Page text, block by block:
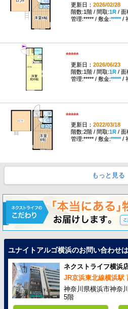
更新日： 2026/02/28
階数:1階 / 間取:1R/ 面
管理:***** / 敷金:*****/
*****
更新日： 2026/06/23
階数:1階 / 間取:1R/ 面
管理:***** / 敷金:*****/
*****
更新日： 2022/03/18
階数:2階 / 間取:1R/ 面
管理:***** / 敷金:*****/
もっと見る
ユナイトアルゴ横浜のお問い合わせ
ネクストライフ横浜
JR京浜東北線横浜駅
神奈川県横浜市神奈
5階